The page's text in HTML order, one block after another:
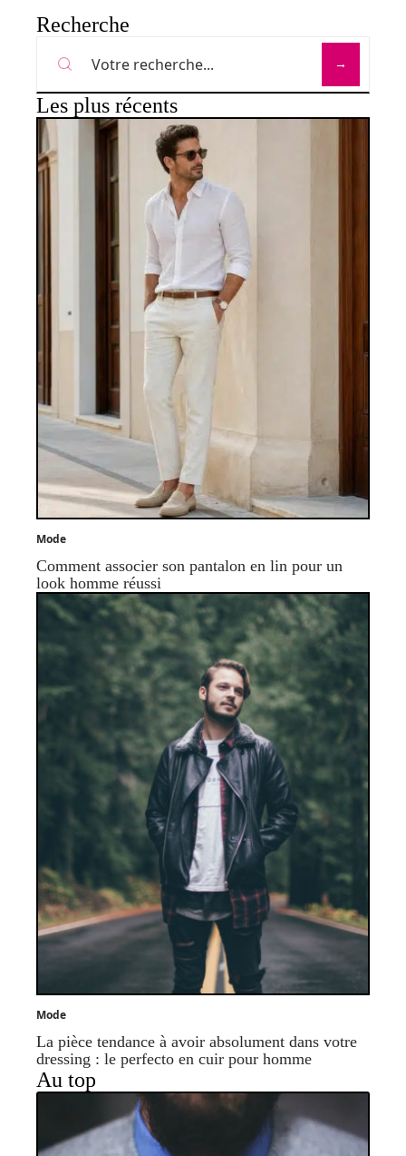
Recherche
Les plus récents
Mode
Comment associer son pantalon en lin pour un
look homme réussi
Mode
La pièce tendance à avoir absolument dans votre
dressing : le perfecto en cuir pour homme
Au top